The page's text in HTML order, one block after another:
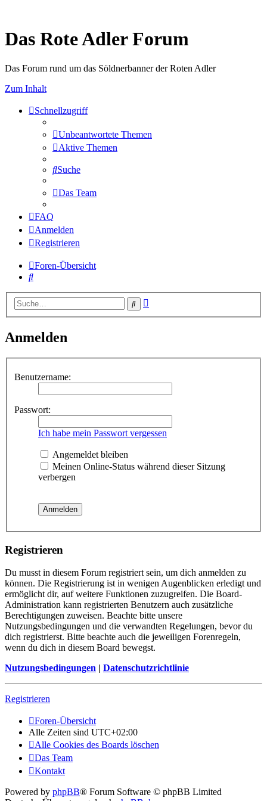
Das Rote Adler Forum
Das Forum rund um das Söldnerbanner der Roten Adler
Zum Inhalt
Schnellzugriff
Unbeantwortete Themen
Aktive Themen
Suche
Das Team
FAQ
Anmelden
Registrieren
Foren-Übersicht
Suche
Suche
Anmelden
Benutzername:
Passwort:
Ich habe mein Passwort vergessen
Angemeldet bleiben
Meinen Online-Status während dieser Sitzung
verbergen
Registrieren
Du musst in diesem Forum registriert sein, um dich anmelden zu
können. Die Registrierung ist in wenigen Augenblicken erledigt und
ermöglicht dir, auf weitere Funktionen zuzugreifen. Die Board-
Administration kann registrierten Benutzern auch zusätzliche
Berechtigungen zuweisen. Beachte bitte unsere
Nutzungsbedingungen und die verwandten Regelungen, bevor du
dich registrierst. Bitte beachte auch die jeweiligen Forenregeln,
wenn du dich in diesem Board bewegst.
Nutzungsbedingungen | Datenschutzrichtlinie
Registrieren
Foren-Übersicht
Alle Zeiten sind UTC+02:00
Alle Cookies des Boards löschen
Das Team
Kontakt
Powered by phpBB® Forum Software © phpBB Limited